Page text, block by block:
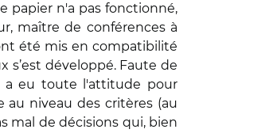
papier n'a pas fonctionné,
maître de conférences à
été mis en compatibilité
s’est développé. Faute de
a eu toute l'attitude pour
au niveau des critères (au
mal de décisions qui, bien